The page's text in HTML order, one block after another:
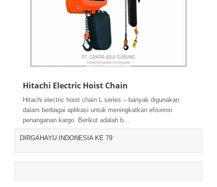
Hitachi Electric Hoist Chain
Hitachi electric hoist chain L series – banyak digunakan
dalam berbagai aplikasi untuk meningkatkan efisiensi
penanganan kargo. Berikut adalah b...
DIRGAHAYU INDONESIA KE 79